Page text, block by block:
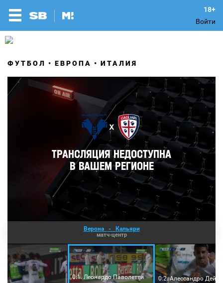
Войти
ФУТБОЛ ЕВРОПА ИТАЛИЯ
Верона - Кальяри
матч-центр
0:1. Леонардо Паволетти 0:2. Алессандро